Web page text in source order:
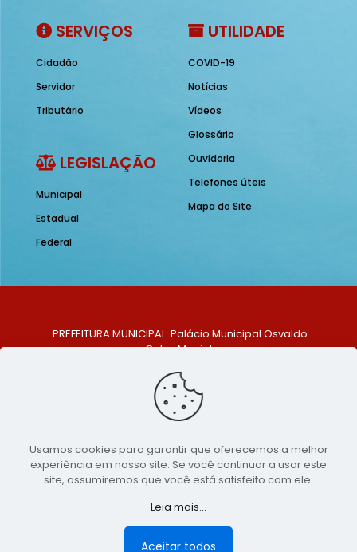
SERVIÇOS
Cidadão
Servidor
Tributário
LEGISLAÇÃO
Municipal
Estadual
Federal
UTILIDADE
COVID-19
Notícias
Vídeos
Glossário
Ouvidoria
Telefones úteis
Mapa do Site
PREFEITURA MUNICIPAL: Palácio Municipal Osvaldo
Celso Maciel
Centro, São Bento do Una - PE. CEP: 553370-128
TELEFONE: (81) 99548-1569
E-MAIL: ouvidoria@saobentodouna.pe.gov.br
Copyright 2021-2026 - Assessoria de Comunicação da
Prefeitura de São Bento do Una - PE
publicidadeLumusWeb - Agência Digital
Usamos cookies para garantir que oferecemos a melhor
experiência em nosso site. Se você continuar a usar este
site, assumiremos que você está satisfeito com ele.
Leia mais...
Aceitar todos